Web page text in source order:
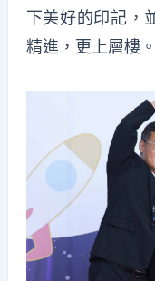
下美好的印記，
精進，更上層樓。